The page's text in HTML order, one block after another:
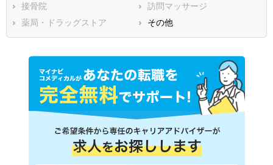
接骨院
訪問マッサージ
薬局・ドラッグストア
その他